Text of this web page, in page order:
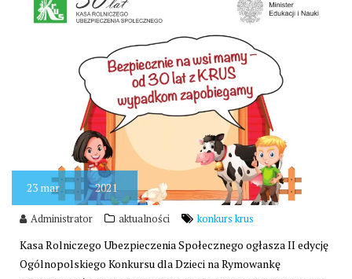
23 mar 2021
Administrator aktualności konkurs krus
Kasa Rolniczego Ubezpieczenia Społecznego ogłasza II edycję
Ogólnopolskiego Konkursu dla Dzieci na Rymowankę